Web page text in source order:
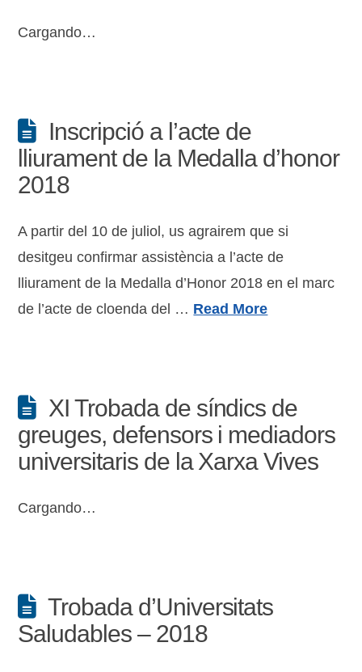
Cargando…
Inscripció a l’acte de
lliurament de la Medalla d’honor
2018
A partir del 10 de juliol, us agrairem que si
desitgeu confirmar assistència a l’acte de
lliurament de la Medalla d’Honor 2018 en el marc
de l’acte de cloenda del … Read More
XI Trobada de síndics de
greuges, defensors i mediadors
universitaris de la Xarxa Vives
Cargando…
Trobada d’Universitats
Saludables – 2018